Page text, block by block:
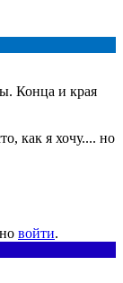
Конца и края
как я хочу.... но
войти.